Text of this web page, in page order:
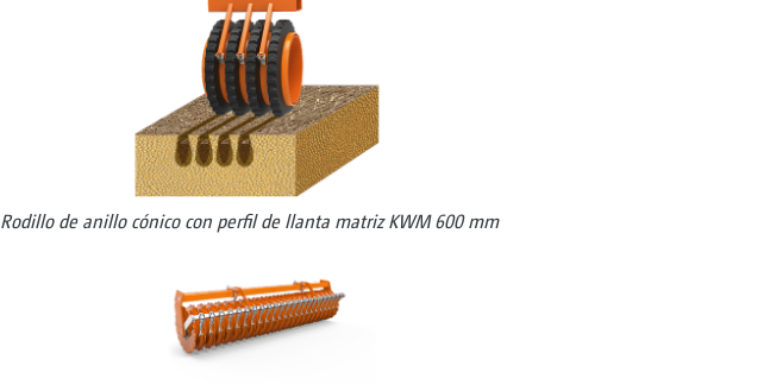
Rodillo de anillo cónico con perfil de llanta matriz KWM 600 mm